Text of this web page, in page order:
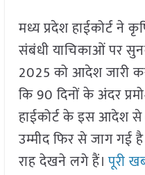
मध्य प्रदेश हाईकोर्ट ने
संबंधी याचिकाओं पर
2025 को आदेश जारी
कि 90 दिनों के अंदर
हाईकोर्ट के इस आदेश से
उम्मीद फिर से जाग गई
राह देखने लगे हैं।पूरी